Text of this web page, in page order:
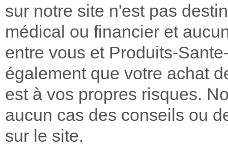
sur notre site n'est pas
médical ou financier et
entre vous et Produits-
également que votre achat
est à vos propres risques.
aucun cas des conseils ou
sur le site.